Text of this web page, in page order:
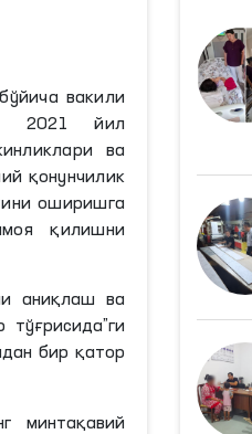
вакили
2021 йил
ва
қонунчилик
оширишга
қилишни
аниқлаш ва
бир қатор
минтақавий